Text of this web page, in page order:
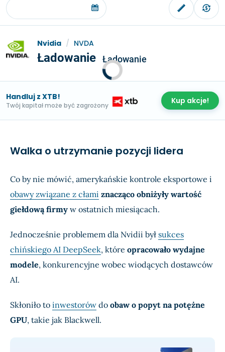
Nvidia / NVDA
Ładowanie Ładowanie
Handluj z XTB!
Twój kapitał może być zagrożony Kup akcje!
Walka o utrzymanie pozycji lidera
Co by nie mówić, amerykańskie kontrole eksportowe i
obawy związane z cłami znacząco obniżyły wartość
giełdową firmy w ostatnich miesiącach.
Jednocześnie problemem dla Nvidii był sukces
chińskiego AI DeepSeek, które opracowało wydajne
modele, konkurencyjne wobec wiodących dostawców
AI.
Skłoniło to inwestorów do obaw o popyt na potężne
GPU, takie jak Blackwell.